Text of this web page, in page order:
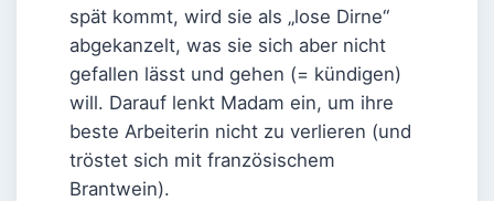
spät kommt, wird sie als „lose Dirne“
abgekanzelt, was sie sich aber nicht
gefallen lässt und gehen (= kündigen)
will. Darauf lenkt Madam ein, um ihre
beste Arbeiterin nicht zu verlieren (und
tröstet sich mit französischem
Brantwein).